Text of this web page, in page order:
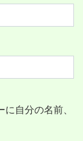
自分の名前、